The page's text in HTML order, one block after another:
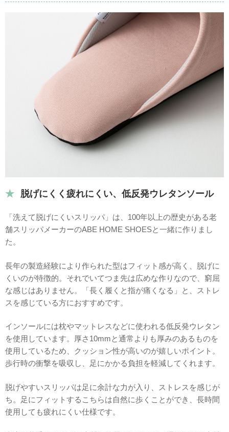
脱げにくく疲れにくい、低反発ウレタンソール
「洗えて脱げにくいスリッパ」は、100年以上の歴史がある老
舗スリッパメーカーのABE HOME SHOESと一緒に作りまし
た。
長年の製造経験により作られた型はフィット感が高く、脱げに
くいのが特徴的。それでいてつま先は広めな作りなので、窮屈
な感じはありません。「長く履くと指が痛くなる」と、ストレ
スを感じている方におすすめです。
インソールには枕やマットレスなどに使われる低反発ウレタン
を使用しています。厚さ10mmと通常よりも厚みのあるものを
使用しているため、クッション性が高いのが嬉しいポイント。
歩行時の衝撃を吸収し、足にかかる負担を軽減してくれます。
脱げやすいスリッパは足に余計な力が入り、ストレスを感じが
ち。足にフィットするこちらは自然に歩くことができ、長時間
使用しても疲れにくい仕様です。